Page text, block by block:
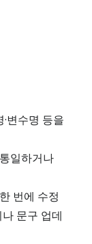
변수명 등을
일하거나
번에 수정
문구 업데